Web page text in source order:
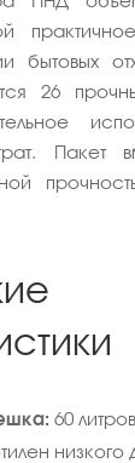
бытовых
26
Пакет
60 литров